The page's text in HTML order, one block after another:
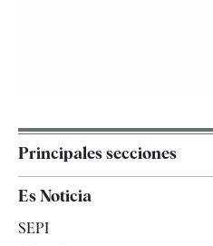
Principales secciones
España
Es Noticia
SEPI